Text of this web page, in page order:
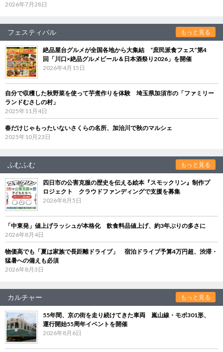
2026年7月28日
フェスティバル もっと見る
絶品屋台グルメが全国各地から大集結 “庶民派食フェス”第4
回「川口×絶品グルメビール＆日本酒祭り2026」を開催
2026年4月15日
自分で収穫した秋野菜を使って芋煮作りを体験 埼玉県加須市の「ファミリー
ランドむさしの村」
2025年11月4日
春だけじゃもったいないさくらの名所、加治川で秋のマルシェ
2025年10月23日
ふむふむ もっと見る
四日市の公害克服の歴史を伝える絵本『スモックリン』制作プ
ロジェクト クラウドファンディングで支援を募集
2026年8月5日
「中東発」値上げラッシュが本格化 飲食料品値上げ、約3年ぶりの多さに
2026年8月4日
物価高でも「夏は家族で長距離ドライブ」 宿泊ドライブ予算4万円超、渋滞・
猛暑への備えも必須
2026年8月3日
カルチャー もっと見る
55年間、京の街を走り続けてきた車両 嵐山線・モボ301形、
運行開始55周年イベントを開催
2026年8月6日